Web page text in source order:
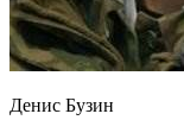
Денис Бузин